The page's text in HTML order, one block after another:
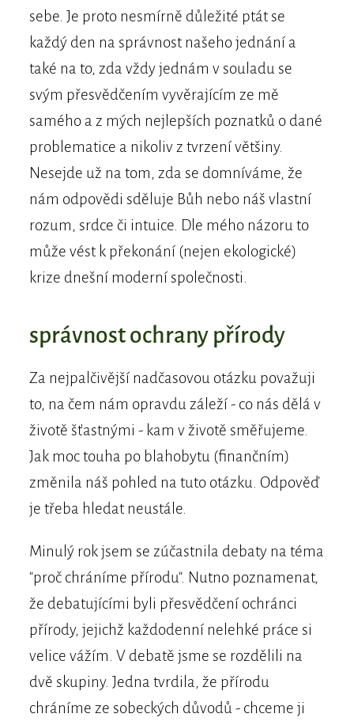
sebe. Je proto nesmírně důležité ptát se
každý den na správnost našeho jednání a
také na to, zda vždy jednám v souladu se
svým přesvědčením vyvěrajícím ze mě
samého a z mých nejlepších poznatků o dané
problematice a nikoliv z tvrzení většiny.
Nesejde už na tom, zda se domníváme, že
nám odpovědi sděluje Bůh nebo náš vlastní
rozum, srdce či intuice. Dle mého názoru to
může vést k překonání (nejen ekologické)
krize dnešní moderní společnosti.
správnost ochrany přírody
Za nejpalčivější nadčasovou otázku považuji
to, na čem nám opravdu záleží - co nás dělá v
životě šťastnými - kam v životě směřujeme.
Jak moc touha po blahobytu (finančním)
změnila náš pohled na tuto otázku. Odpověď
je třeba hledat neustále.
Minulý rok jsem se zúčastnila debaty na téma
"proč chráníme přírodu". Nutno poznamenat,
že debatujícími byli přesvědčení ochránci
přírody, jejichž každodenní nelehké práce si
velice vážím. V debatě jsme se rozdělili na
dvě skupiny. Jedna tvrdila, že přírodu
chráníme ze sobeckých důvodů - chceme ji